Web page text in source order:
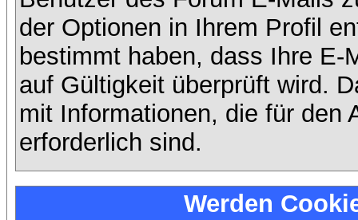
der Optionen in Ihrem Profil
bestimmt haben, dass Ihre E-
auf Gültigkeit überprüft wird.
mit Informationen, die für den
erforderlich sind.
Werden